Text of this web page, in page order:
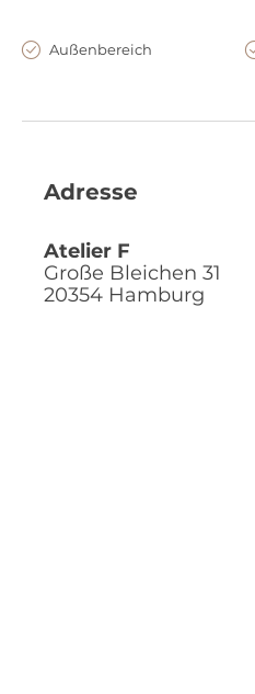
Außenbereich
Adresse
Atelier F
Große Bleichen 31
20354 Hamburg